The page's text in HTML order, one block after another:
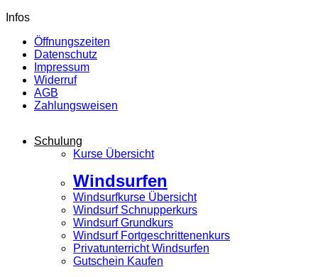
Infos
Öffnungszeiten
Datenschutz
Impressum
Widerruf
AGB
Zahlungsweisen
Schulung
Kurse Übersicht
Windsurfen
Windsurfkurse Übersicht
Windsurf Schnupperkurs
Windsurf Grundkurs
Windsurf Fortgeschrittenenkurs
Privatunterricht Windsurfen
Gutschein Kaufen